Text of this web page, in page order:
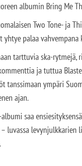
albumin Bring Me
Two Tone- ja
palaa vahvempana
tarttuvia ska-rytmejä,
ja tuttua
tanssimaan ympäri
ajan.
albumi saa
luvassa levynjulkkarien